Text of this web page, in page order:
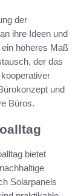
der
ihre Ideen und
höheres Maß
der das
und
Büros.
bietet
Solarpanels